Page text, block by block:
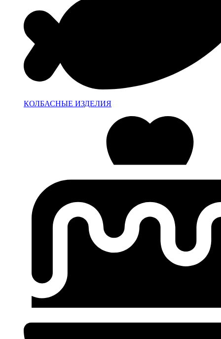
КОЛБАСНЫЕ ИЗДЕЛИЯ